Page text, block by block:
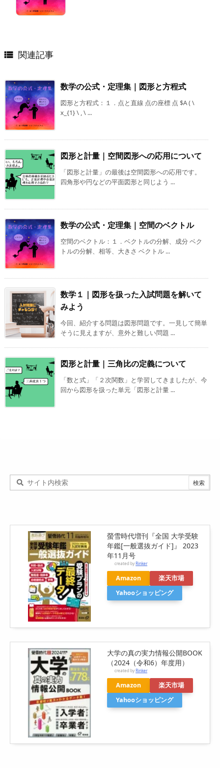
 関連記事
数学の公式・定理集｜図形と方程式
図形と方程式：１．点と直線 点の座標 点 $A ( \
x_{1} \ , \ ...
図形と計量｜空間図形への応用について
「図形と計量」の最後は空間図形への応用です。
四角形や円などの平面図形と同じよう ...
数学の公式・定理集｜空間のベクトル
空間のベクトル：１．ベクトルの分解、成分 ベク
トルの分解、相等、大きさ ベクトル ...
数学１｜図形を扱った入試問題を解いて
みよう
今回、紹介する問題は図形問題です。一見して簡単
そうに見えますが、意外と難しい問題 ...
図形と計量｜三角比の定義について
「数と式」「２次関数」と学習してきましたが、今
回から図形を扱った単元「図形と計量 ...
螢雪時代増刊『全国 大学受験
年鑑[一般選抜ガイド]』 2023
年11月号
created byRinker
Amazon
楽天市場
Yahooショッピング
大学の真の実力情報公開BOOK
（2024（令和6）年度用）
created byRinker
Amazon
楽天市場
Yahooショッピング